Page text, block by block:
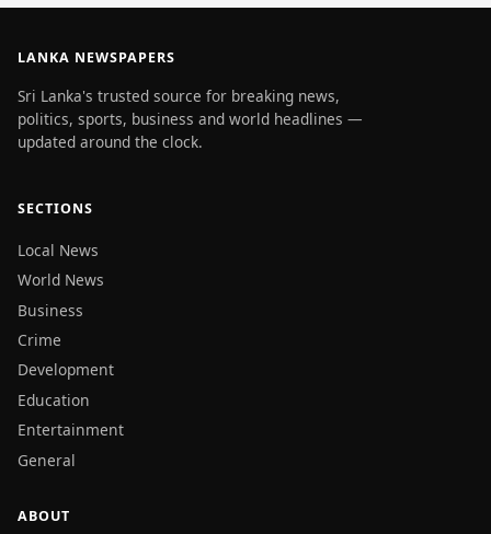
LANKA NEWSPAPERS
Sri Lanka's trusted source for breaking news,
politics, sports, business and world headlines —
updated around the clock.
SECTIONS
Local News
World News
Business
Crime
Development
Education
Entertainment
General
ABOUT